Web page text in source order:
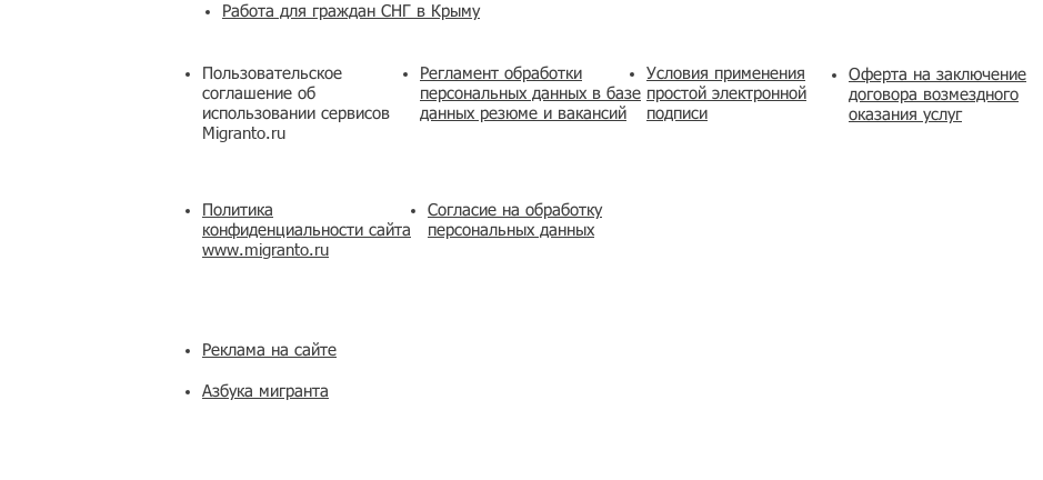
Работа для граждан СНГ в Крыму
Пользовательское
соглашение об
использовании сервисов
Migranto.ru
Регламент обработки
персональных данных в базе
данных резюме и вакансий
Политика
конфиденциальности сайта
www.migranto.ru
Согласие на обработку
персональных данных
Реклама на сайте
Азбука мигранта
Условия применения
простой электронной
подписи
​Оферта на заключение
договора возмездного
оказания услуг